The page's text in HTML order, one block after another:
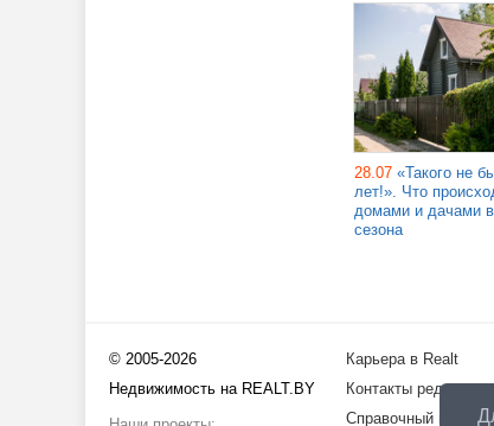
28.07 «Такого не
лет!». Что
домами и дачами в
сезона
© 2005-2026
Недвижимость на REALT.BY
Карьера в Realt
Контакты редакции
Справочный центр